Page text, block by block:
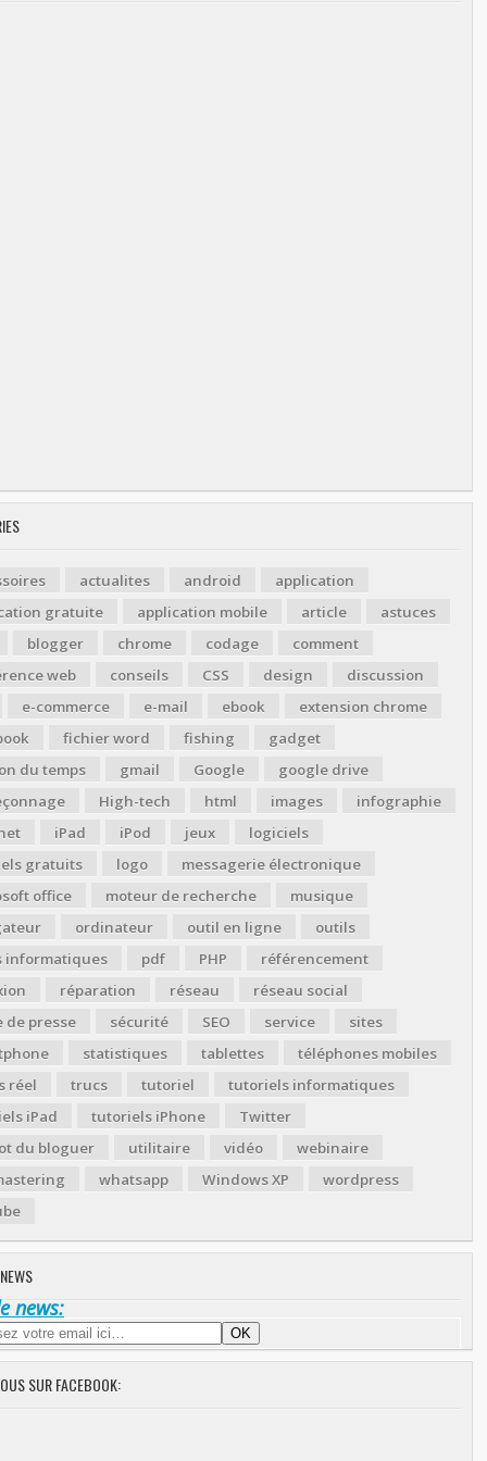
actualites android
application
gratuite
application mobile article
astuces
blogger
chrome codage
comment
web
conseils CSS design
discussion
e-commerce
e-mail ebook
extension chrome
fichier word fishing
gadget
du temps
gmail Google
google drive
High-tech html images
infographie
iPad iPod jeux
logiciels
gratuits
logo
messagerie électronique
office
moteur de recherche
musique
ordinateur outil en ligne
outils
informatiques
pdf PHP
référencement
réparation réseau
réseau social
de presse
sécurité SEO service
sites
statistiques tablettes
téléphones mobiles
réel
trucs tutoriel
tutoriels informatiques
iPad
tutoriels iPhone
Twitter
du bloguer
utilitaire vidéo
webinaire
whatsapp Windows XP
wordpress
news:
SUR FACEBOOK: